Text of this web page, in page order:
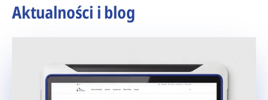
Aktualności i blog